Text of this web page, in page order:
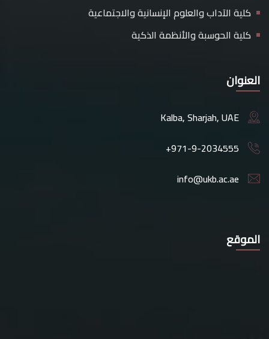
كلية الآداب والعلوم الإنسانية والاجتماعية
كلية الحوسبة والأنظمة الذكية
العنوان
Kalba, Sharjah, UAE
+971-9-2034555
info@ukb.ac.ae
الموقع